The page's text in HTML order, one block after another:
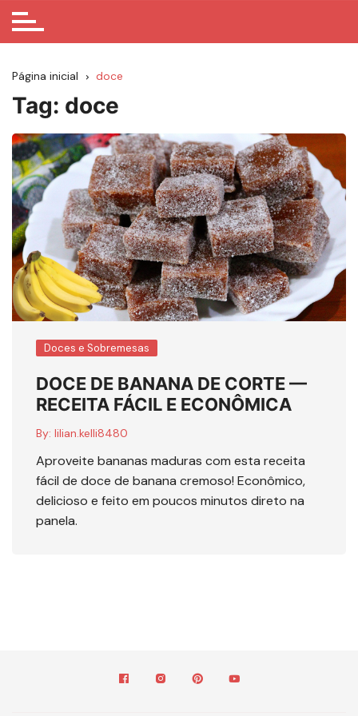
Página inicial doce
Tag: doce
Doces e Sobremesas
DOCE DE BANANA DE CORTE —
RECEITA FÁCIL E ECONÔMICA
By: lilian.kelli8480
Aproveite bananas maduras com esta receita
fácil de doce de banana cremoso! Econômico,
delicioso e feito em poucos minutos direto na
panela.